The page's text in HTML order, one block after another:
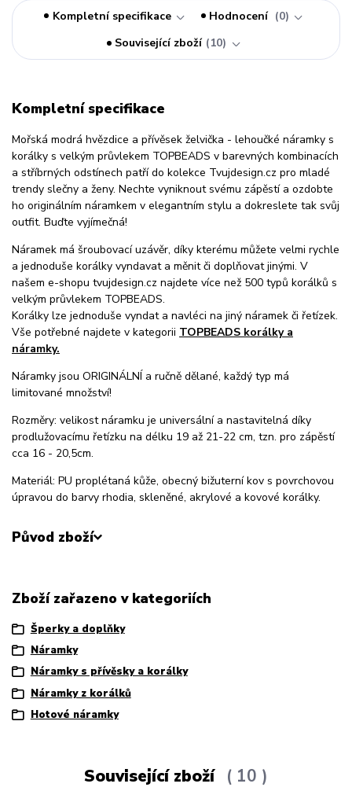
Kompletní specifikace Hodnocení
0
Související zboží
10
Kompletní specifikace
Mořská modrá hvězdice a přívěsek želvička - lehoučké náramky s
korálky s velkým průvlekem TOPBEADS v barevných kombinacích
a stříbrných odstínech patří do kolekce Tvujdesign.cz pro mladé
trendy slečny a ženy. Nechte vyniknout svému zápěstí a ozdobte
ho originálním náramkem v elegantním stylu a dokreslete tak svůj
outfit. Buďte vyjímečná!
Náramek má šroubovací uzávěr, díky kterému můžete velmi rychle
a jednoduše korálky vyndavat a měnit či doplňovat jinými. V
našem e-shopu tvujdesign.cz najdete více než 500 typů korálků s
velkým průvlekem TOPBEADS.
Korálky lze jednoduše vyndat a navléci na jiný náramek či řetízek.
Vše potřebné najdete v kategorii TOPBEADS korálky a
náramky.
Náramky jsou ORIGINÁLNÍ a ručně dělané, každý typ má
limitované množství!
Rozměry: velikost náramku je universální a nastavitelná díky
prodlužovacímu řetízku na délku 19 až 21-22 cm, tzn. pro zápěstí
cca 16 - 20,5cm.
Materiál: PU proplétaná kůže, obecný bižuterní kov s povrchovou
úpravou do barvy rhodia, skleněné, akrylové a kovové korálky.
Původ zboží
Zboží zařazeno v kategoriích
Šperky a doplňky
Náramky
Náramky s přívěsky a korálky
Náramky z korálků
Hotové náramky
Související zboží 10